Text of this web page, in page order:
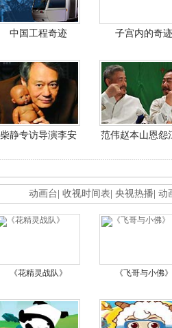
中国工程奇迹 子宫内的奇迹
柴静专访导演李安 范伟赵本山恩怨
动画台 收视时间表 央视热播 动
《花精灵战队》 《飞哥与小佛》